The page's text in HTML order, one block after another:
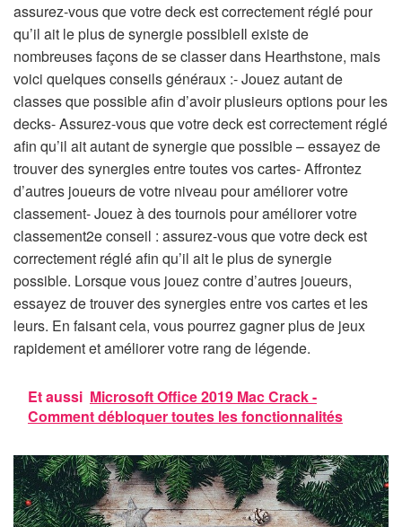
assurez-vous que votre deck est correctement réglé pour
qu’il ait le plus de synergie possibleIl existe de
nombreuses façons de se classer dans Hearthstone, mais
voici quelques conseils généraux :- Jouez autant de
classes que possible afin d’avoir plusieurs options pour les
decks- Assurez-vous que votre deck est correctement réglé
afin qu’il ait autant de synergie que possible – essayez de
trouver des synergies entre toutes vos cartes- Affrontez
d’autres joueurs de votre niveau pour améliorer votre
classement- Jouez à des tournois pour améliorer votre
classement2e conseil : assurez-vous que votre deck est
correctement réglé afin qu’il ait le plus de synergie
possible. Lorsque vous jouez contre d’autres joueurs,
essayez de trouver des synergies entre vos cartes et les
leurs. En faisant cela, vous pourrez gagner plus de jeux
rapidement et améliorer votre rang de légende.
Et aussi Microsoft Office 2019 Mac Crack -
Comment débloquer toutes les fonctionnalités